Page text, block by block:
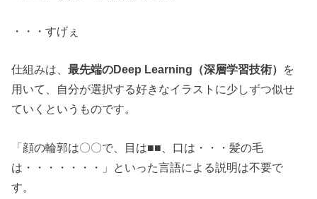
・・・すげぇ
仕組みは、最先端のDeep Learning（深層学習技術） を
用いて、自分が選択する好きなイラストに少しずつ似せ
ていくというものです。
「顔の輪郭は〇〇で、目は■■、口は・・・髪の毛
は・・・・・・・」といった言語による説明は不要で
す。